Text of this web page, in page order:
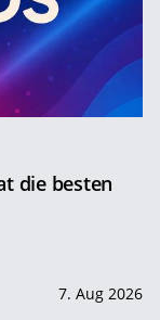
die besten
7. Aug 2026